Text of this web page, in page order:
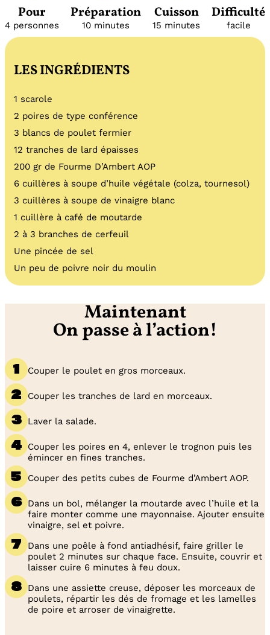
Pour
4 personnes
Préparation
10 minutes
Cuisson
15 minutes
Difficulté
facile
LES INGRÉDIENTS
1 scarole
2 poires de type conférence
3 blancs de poulet fermier
12 tranches de lard épaisses
200 gr de Fourme D’Ambert AOP
6 cuillères à soupe d’huile végétale (colza, tournesol)
3 cuillères à soupe de vinaigre blanc
1 cuillère à café de moutarde
2 à 3 branches de cerfeuil
Une pincée de sel
Un peu de poivre noir du moulin
Maintenant
On passe à l’action!
Couper le poulet en gros morceaux.
Couper les tranches de lard en morceaux.
Laver la salade.
Couper les poires en 4, enlever le trognon puis les
émincer en fines tranches.
Couper des petits cubes de Fourme d’Ambert AOP.
Dans un bol, mélanger la moutarde avec l’huile et la
faire monter comme une mayonnaise. Ajouter ensuite
vinaigre, sel et poivre.
Dans une poêle à fond antiadhésif, faire griller le
poulet 2 minutes sur chaque face. Ensuite, couvrir et
laisser cuire 6 minutes à feu doux.
Dans une assiette creuse, déposer les morceaux de
poulets, répartir les dés de fromage et les lamelles
de poire et arroser de vinaigrette.